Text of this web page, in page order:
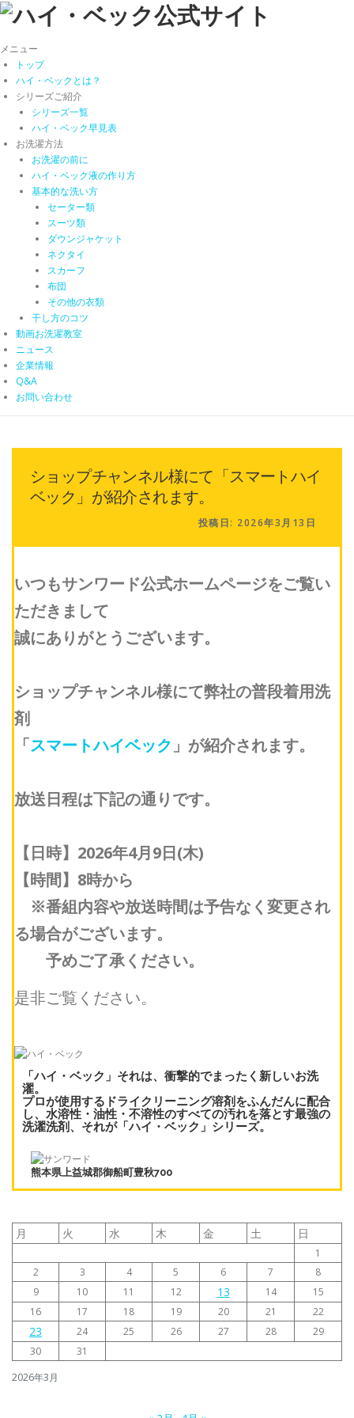
メニュー
トップ
ハイ・ベックとは？
シリーズご紹介
シリーズ一覧
ハイ・ベック早見表
お洗濯方法
お洗濯の前に
ハイ・ベック液の作り方
基本的な洗い方
セーター類
スーツ類
ダウンジャケット
ネクタイ
スカーフ
布団
その他の衣類
干し方のコツ
動画お洗濯教室
ニュース
企業情報
Q&A
お問い合わせ
ショップチャンネル様にて「スマートハイ
ベック」が紹介されます。
投稿日: 2026年3月13日
いつもサンワード公式ホームページをご覧い
ただきまして
誠にありがとうございます。
ショップチャンネル様にて弊社の普段着用洗
剤
「スマートハイベック 」が紹介されます。
放送日程は下記の通りです。
【日時】2026年4月9日(木)
【時間】8時から
※番組内容や放送時間は予告なく変更され
る場合がございます。
予めご了承ください。
是非ご覧ください。
「ハイ・ベック」それは、衝撃的でまったく新しいお洗
濯。
プロが使用するドライクリーニング溶剤をふんだんに配合
し、水溶性・油性・不溶性のすべての汚れを落とす最強の
洗濯洗剤、それが「ハイ・ベック」シリーズ。
熊本県上益城郡御船町豊秋700
2026年3月
月 火 水 木 金 土 日
1
2
3 4 5 6 7
8
9
10 11 12 13 14
15
16
17 18 19 20 21 22
23 24 25 26 27 28
29
30
31